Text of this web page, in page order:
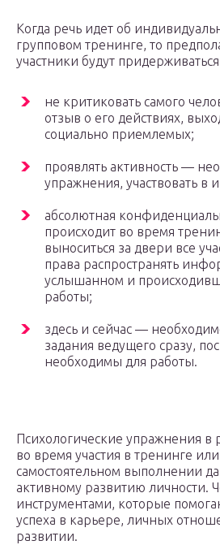
Когда речь идет об
групповом тренинге, то
участники будут
не критиковать самого
отзыв о его действиях,
социально приемлемых;
проявлять активность —
упражнения, участвовать в
абсолютная
происходит во время
выноситься за двери все
права распространять
услышанном и
работы;
здесь и сейчас —
задания ведущего сразу,
необходимы для работы.
Психологические упражнения в
во время участия в тренинге
самостоятельном выполнении
активному развитию личности.
инструментами, которые
успеха в карьере, личных
развитии.